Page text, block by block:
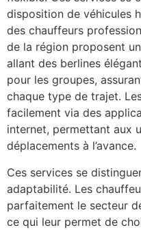
disposition de véhicules
des chauffeurs
de la région proposent
allant des berlines
pour les groupes,
chaque type de trajet.
facilement via des
internet, permettant aux
déplacements à l’avance.
Ces services se
adaptabilité. Les
parfaitement le secteur
ce qui leur permet de